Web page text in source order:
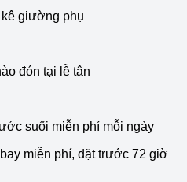
giường phụ
đón tại lễ tân
suối miễn phí mỗi ngày
miễn phí, đặt trước 72 giờ